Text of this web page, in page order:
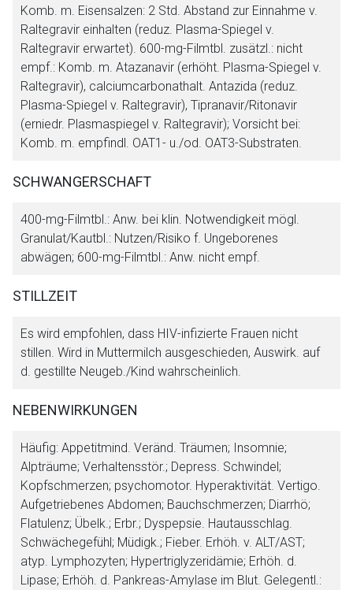
Komb. m. Eisensalzen: 2 Std. Abstand zur Einnahme v.
Raltegravir einhalten (reduz. Plasma-Spiegel v.
Raltegravir erwartet). 600-mg-Filmtbl. zusätzl.: nicht
empf.: Komb. m. Atazanavir (erhöht. Plasma-Spiegel v.
Raltegravir), calciumcarbonathalt. Antazida (reduz.
Plasma-Spiegel v. Raltegravir), Tipranavir/Ritonavir
(erniedr. Plasmaspiegel v. Raltegravir); Vorsicht bei:
Komb. m. empfindl. OAT1- u./od. OAT3-Substraten.
SCHWANGERSCHAFT
400-mg-Filmtbl.: Anw. bei klin. Notwendigkeit mögl.
Granulat/Kautbl.: Nutzen/Risiko f. Ungeborenes
abwägen; 600-mg-Filmtbl.: Anw. nicht empf.
STILLZEIT
Es wird empfohlen, dass HIV-infizierte Frauen nicht
stillen. Wird in Muttermilch ausgeschieden, Auswirk. auf
d. gestillte Neugeb./Kind wahrscheinlich.
NEBENWIRKUNGEN
Häufig: Appetitmind. Veränd. Träumen; Insomnie;
Alpträume; Verhaltensstör.; Depress. Schwindel;
Kopfschmerzen; psychomotor. Hyperaktivität. Vertigo.
Aufgetriebenes Abdomen; Bauchschmerzen; Diarrhö;
Flatulenz; Übelk.; Erbr.; Dyspepsie. Hautausschlag.
Schwächegefühl; Müdigk.; Fieber. Erhöh. v. ALT/AST;
atyp. Lymphozyten; Hypertriglyzeridämie; Erhöh. d.
Lipase; Erhöh. d. Pankreas-Amylase im Blut. Gelegentl.: